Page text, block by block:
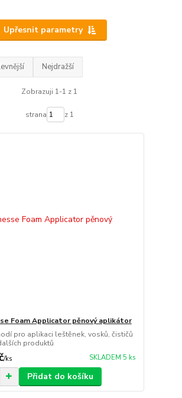
Upřesnit parametry
Nejdražší
Zobrazuji 1-1 z 1
strana z 1
Foam Applicator pěnový aplikátor
pro aplikaci leštěnek, vosků, čističů
produktů
/ks SKLADEM 5 ks
Přidat do košíku